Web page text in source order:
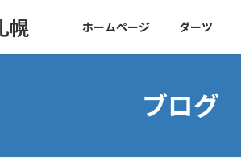
幌 ホームページ ダーツ
ブログ